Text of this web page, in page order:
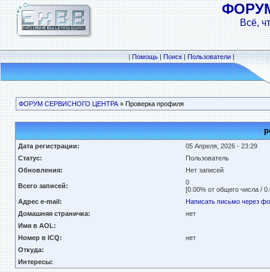
Всё,
|Помощь|Поиск|Пользователи|
ФОРУМ СЕРВИСНОГО ЦЕНТРА» Проверка профиля
Дата регистрации:
05 Апреля, 2026 - 23:29
Статус:
Пользователь
Обновления:
Нет записей
Всего записей:
0
[0.00% от общего числа /
Адрес e-mail:
Написать письмо через
Домашняя страничка:
нет
Имя в AOL:
Номер в ICQ:
нет
Откуда:
Интересы: